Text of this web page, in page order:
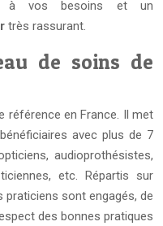
à vos besoins et un
très rassurant.
de soins de
référence en France. Il met
avec plus de 7
audioprothésistes,
etc. Répartis sur
praticiens sont engagés, de
des bonnes pratiques